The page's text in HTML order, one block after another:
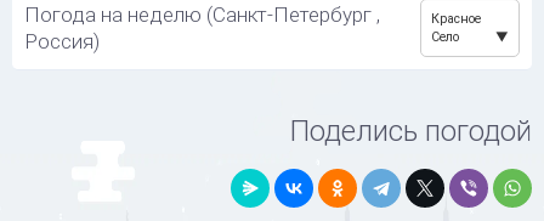
Погода на неделю (Санкт-Петербург ,
Россия)
Красное
Село
Поделись погодой